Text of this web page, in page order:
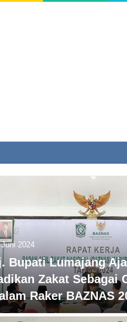
2024
Bupati Lumajang
Zakat Sebagai
Raker BAZNAS